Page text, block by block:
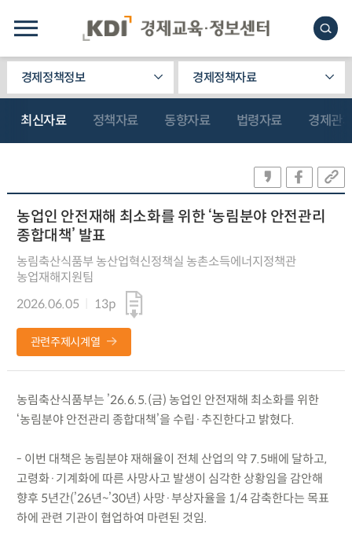
경제정책정보 경제정책자료
최신자료 정책자료 동향자료 법령자료 경제관
농업인 안전재해 최소화를 위한 ‘농림분야 안전관리
종합대책’ 발표
농림축산식품부 농산업혁신정책실 농촌소득에너지정책관
농업재해지원팀
2026.06.05
13p
관련주제시계열
농림축산식품부는 ’26.6.5.(금) 농업인 안전재해 최소화를 위한
‘농림분야 안전관리 종합대책’을 수립·추진한다고 밝혔다.
- 이번 대책은 농림분야 재해율이 전체 산업의 약 7.5배에 달하고,
고령화·기계화에 따른 사망사고 발생이 심각한 상황임을 감안해
향후 5년간(’26년~’30년) 사망·부상자율을 1/4 감축한다는 목표
하에 관련 기관이 협업하여 마련된 것임.